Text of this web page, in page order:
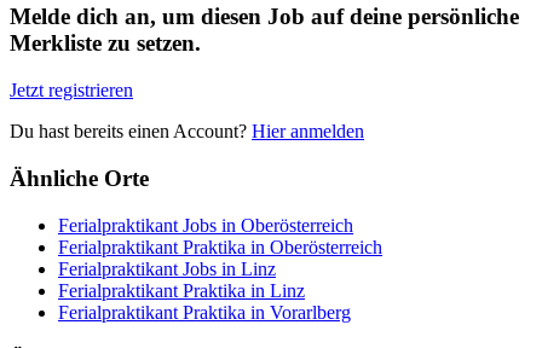
Melde dich an, um diesen Job auf deine persönliche
Merkliste zu setzen.
Jetzt registrieren
Du hast bereits einen Account? Hier anmelden
Ähnliche Orte
Ferialpraktikant Jobs in Oberösterreich
Ferialpraktikant Praktika in Oberösterreich
Ferialpraktikant Jobs in Linz
Ferialpraktikant Praktika in Linz
Ferialpraktikant Praktika in Vorarlberg